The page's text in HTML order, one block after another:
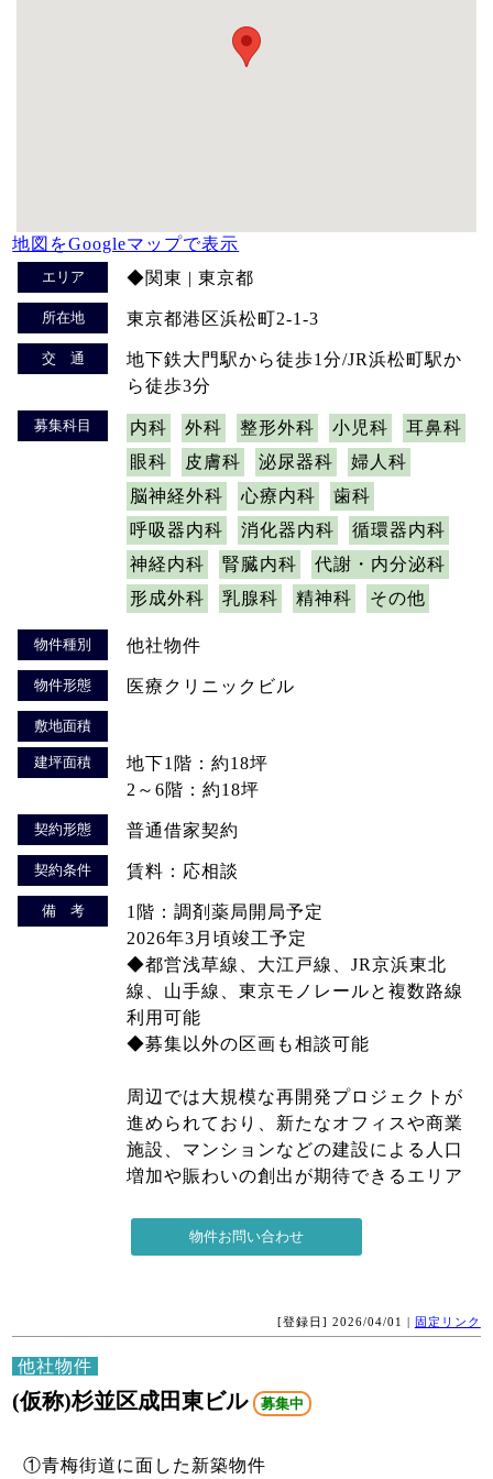
地図をGoogleマップで表示
エリア ◆関東 | 東京都
所在地 東京都港区浜松町2-1-3
交 通
地下鉄大門駅から徒歩1分/JR浜松町駅か
ら徒歩3分
募集科目 内科 外科 整形外科 小児科
耳鼻科
眼科
皮膚科 泌尿器科
婦人科
脳神経外科
心療内科
歯科
呼吸器内科
消化器内科
循環器内科
神経内科
腎臓内科
代謝・内分泌科
形成外科
乳腺科 精神科 その他
物件種別 他社物件
物件形態 医療クリニックビル
敷地面積
建坪面積
地下1階：約18坪
2～6階：約18坪
契約形態 普通借家契約
契約条件 賃料：応相談
備 考
1階：調剤薬局開局予定
2026年3月頃竣工予定
◆都営浅草線、大江戸線、JR京浜東北
線、山手線、東京モノレールと複数路線
利用可能
◆募集以外の区画も相談可能
周辺では大規模な再開発プロジェクトが
進められており、新たなオフィスや商業
施設、マンションなどの建設による人口
増加や賑わいの創出が期待できるエリア
[登録日] 2026/04/01 | 固定リンク
他社物件
(仮称)杉並区成田東ビル 募集中
①青梅街道に面した新築物件